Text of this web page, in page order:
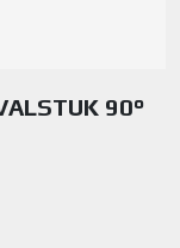
90°